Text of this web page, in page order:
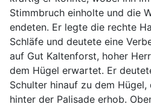
Stimmbruch einholte und die
endeten. Er legte die rechte
Schläfe und deutete eine
auf Gut Kaltenforst, hoher
dem Hügel erwartet. Er
Schulter hinauf zu dem
hinter der Palisade erhob.